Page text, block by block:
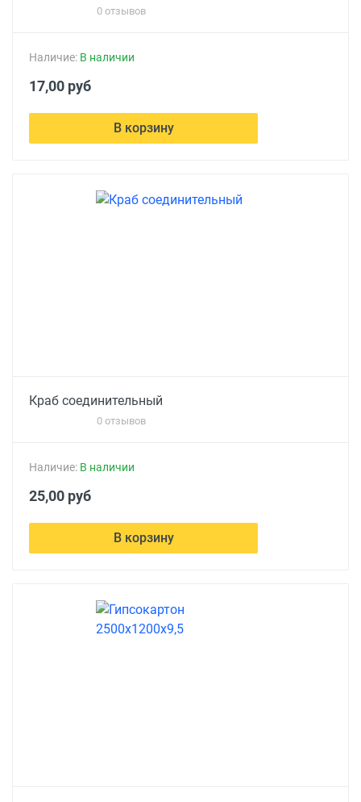
0 отзывов
Наличие: В наличии
17,00 руб
В корзину
Краб соединительный
0 отзывов
Наличие: В наличии
25,00 руб
В корзину